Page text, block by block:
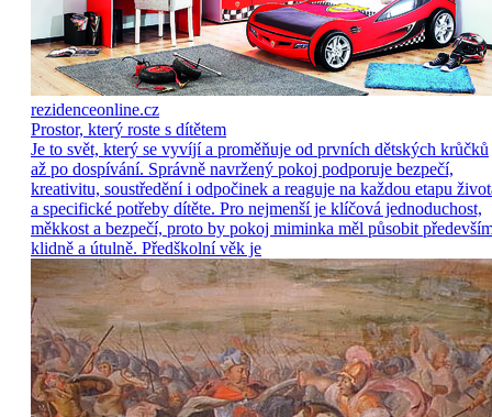
rezidenceonline.cz
Prostor, který roste s dítětem
Je to svět, který se vyvíjí a proměňuje od prvních dětských krůčků
až po dospívání. Správně navržený pokoj podporuje bezpečí,
kreativitu, soustředění i odpočinek a reaguje na každou etapu
a specifické potřeby dítěte. Pro nejmenší je klíčová jednoduchost,
měkkost a bezpečí, proto by pokoj miminka měl působit
klidně a útulně. Předškolní věk je